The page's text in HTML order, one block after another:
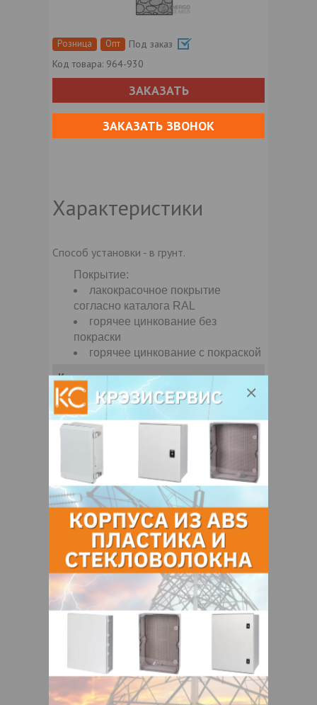
Розница Опт
Под заказ
Код товара: 964-930
ЗАКАЗАТЬ
ЗАКАЗАТЬ ЗВОНОК
Характеристики
Способ установки - в грунт.
Покрытие:
лакокрасочное покрытие
согласно каталога RAL
горячее цинкование без
покраски
горячее цинкование с покраской
Контакты продавца
Оставьте электронный заказ с помощью
кнопки "Заказать" и мы подберем для
Вас подходящую компанию